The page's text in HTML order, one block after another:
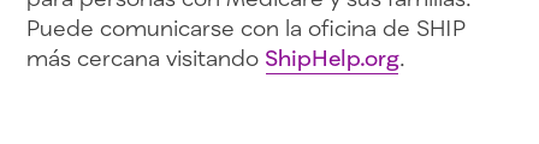
Puede comunicarse con la oficina de SHIP
más cercana visitando ShipHelp.org.